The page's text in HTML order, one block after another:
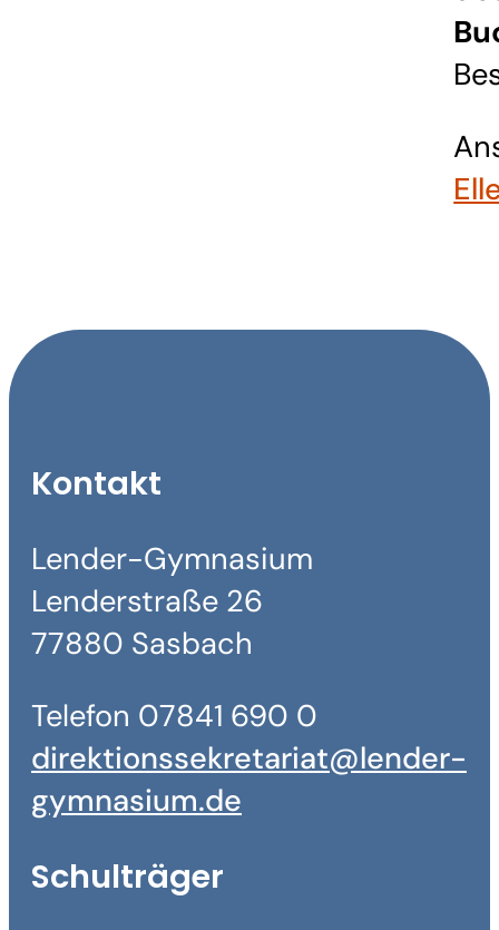
Kontakt
Lender-Gymnasium
Lenderstraße 26
77880 Sasbach
Telefon 07841 690 0
direktionssekretariat@lender-
gymnasium.de
Schulträger